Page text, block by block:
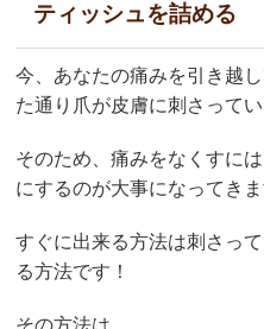
ティッシュを詰める
今、あなたの痛みを引き越
た通り爪が皮膚に刺さって
そのため、痛みをなくすに
にするのが大事になってきま
すぐに出来る方法は刺さっ
る方法です！